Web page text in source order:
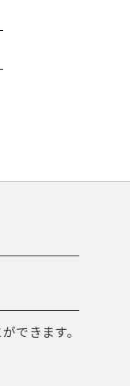
できます。